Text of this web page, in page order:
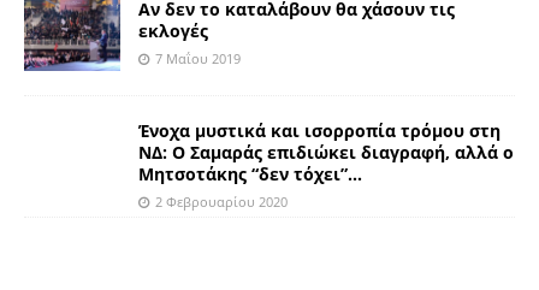
Αν δεν το καταλάβουν θα χάσουν τις
εκλογές
7 Μαΐου 2019
Ένοχα μυστικά και ισορροπία τρόμου στη
ΝΔ: Ο Σαμαράς επιδιώκει διαγραφή, αλλά ο
Μητσοτάκης “δεν τόχει”…
2 Φεβρουαρίου 2020